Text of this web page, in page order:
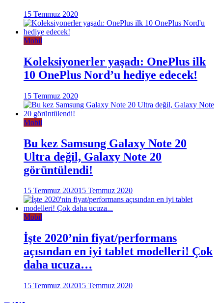
15 Temmuz 2020
Mobil
Koleksiyonerler yaşadı: OnePlus ilk
10 OnePlus Nord’u hediye edecek!
15 Temmuz 2020
Mobil
Bu kez Samsung Galaxy Note 20
Ultra değil, Galaxy Note 20
görüntülendi!
15 Temmuz 202015 Temmuz 2020
Mobil
İşte 2020’nin fiyat/performans
açısından en iyi tablet modelleri! Çok
daha ucuza…
15 Temmuz 202015 Temmuz 2020